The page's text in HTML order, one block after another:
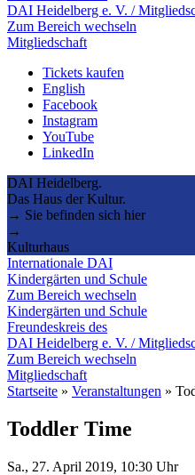
DAI Heidelberg e. V. /
Zum Bereich wechseln
Mitgliedschaft
Tickets kaufen
English
Facebook
Instagram
YouTube
LinkedIn
DAI Heidelberg.
Das Haus der Kultur.
→ Sie befinden sich hier
→
Kulturhaus
Internationale DAI
Kindergärten und Schule
Zum Bereich wechseln
Kindergärten und Schule
Freundeskreis des
DAI Heidelberg e. V. /
Zum Bereich wechseln
Mitgliedschaft
Startseite » Veranstaltungen »
Toddler Time
Sa., 27. April 2019, 10:30 Uhr